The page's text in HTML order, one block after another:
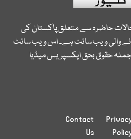
حاضرہ سے متعلق پاکستان کی
والی ویب سائٹ ہے۔ اس ویب سائٹ
جملہ حقوق بحق ایکسپریس میڈیا
Contact
Us